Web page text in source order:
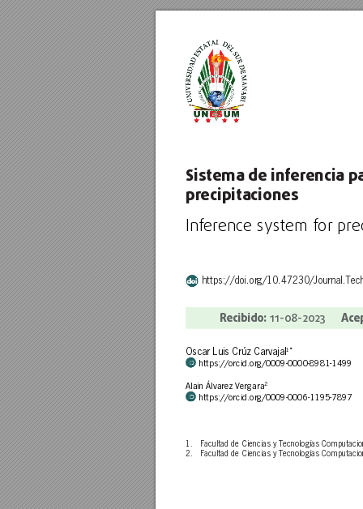
Sistema de inferencia
precipitaciones
https://doi.org/10.47230/Journal.T
Inference system for pr
Recibido: 11-08-2023
Oscar Luis Crúz Carvajal1 *
https://orcid.org/0009-0000-8981-1499
Alain Álvarez Vergara2
https://orcid.org/0009-0006-1195-7897
1. Facultad de Ciencias y Tecnologías
2.
Facultad de Ciencias y Tecnologías